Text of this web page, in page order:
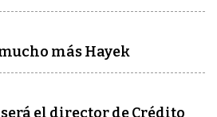
más Hayek
el director de Crédito